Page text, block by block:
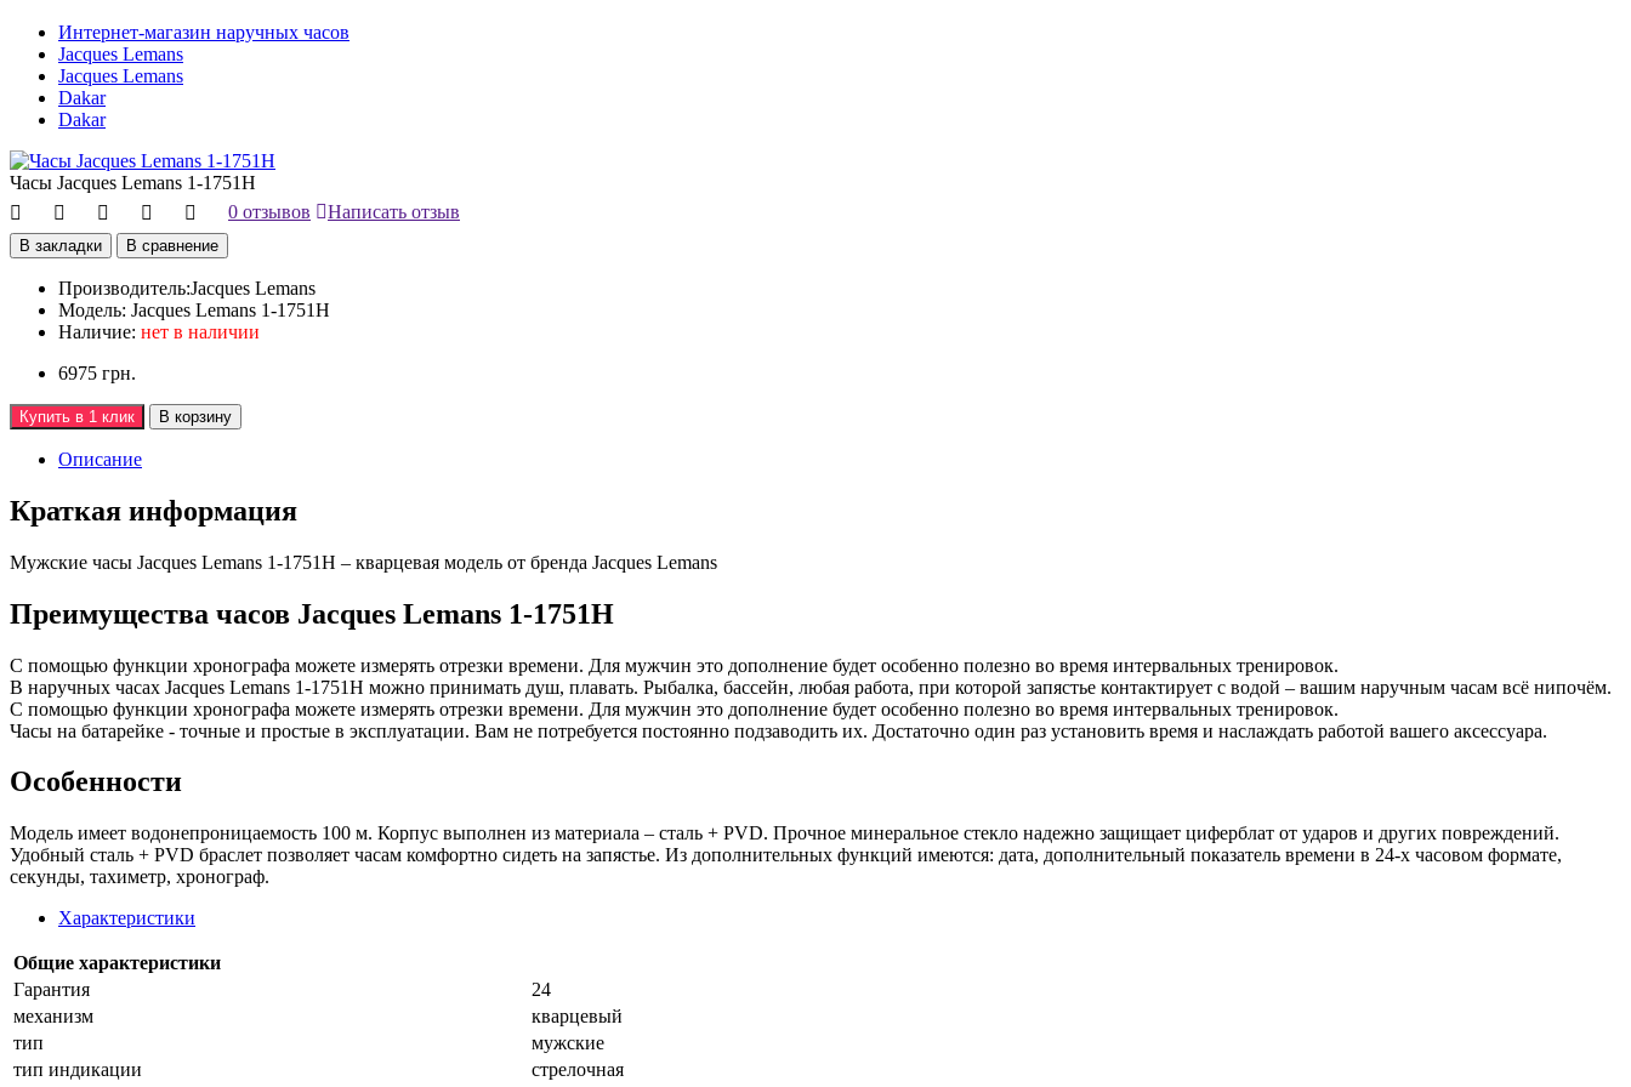
Интернет-магазин наручных часов
Jacques Lemans
Jacques Lemans
Dakar
Dakar
Часы Jacques Lemans 1-1751H
0 отзывов
Написать отзыв
В закладки В сравнение
Производитель:Jacques Lemans
Модель: Jacques Lemans 1-1751H
Наличие: нет в наличии
6975 грн.
Купить в 1 клик В корзину
Описание
Краткая информация
Мужские часы Jacques Lemans 1-1751H – кварцевая модель от бренда Jacques Lemans
Преимущества часов Jacques Lemans 1-1751H
С помощью функции хронографа можете измерять отрезки времени. Для мужчин это дополнение будет особенно полезно во время интервальных тренировок.
В наручных часах Jacques Lemans 1-1751H можно принимать душ, плавать. Рыбалка, бассейн, любая работа, при которой запястье контактирует с водой – вашим наручным часам всё нипочём.
С помощью функции хронографа можете измерять отрезки времени. Для мужчин это дополнение будет особенно полезно во время интервальных тренировок.
Часы на батарейке - точные и простые в эксплуатации. Вам не потребуется постоянно подзаводить их. Достаточно один раз установить время и наслаждать работой вашего аксессуара.
Особенности
Модель имеет водонепроницаемость 100 м. Корпус выполнен из материала – сталь + PVD. Прочное минеральное стекло надежно защищает циферблат от ударов и других повреждений.
Удобный сталь + PVD браслет позволяет часам комфортно сидеть на запястье. Из дополнительных функций имеются: дата, дополнительный показатель времени в 24-х часовом формате,
секунды, тахиметр, хронограф.
Характеристики
Общие характеристики
Гарантия
24
механизм
кварцевый
тип
мужские
тип индикации
стрелочная